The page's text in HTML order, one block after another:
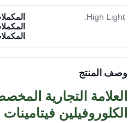
High Light:
وصف المنتج
العلامة التجارية
الكلوروفيلين